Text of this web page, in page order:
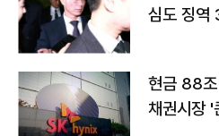
심도 징역
현금 88조
채권시장